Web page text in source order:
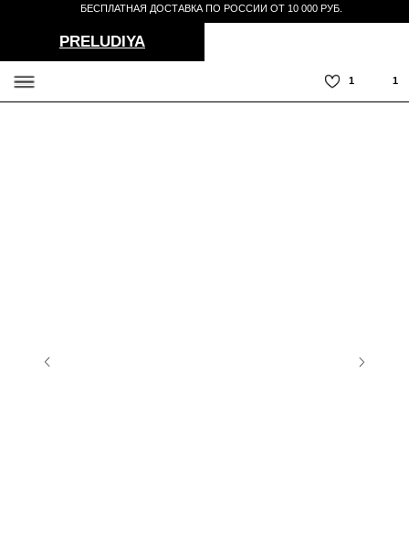
БЕСПЛАТНАЯ ДОСТАВКА ПО РОССИИ ОТ 10 000 РУБ.